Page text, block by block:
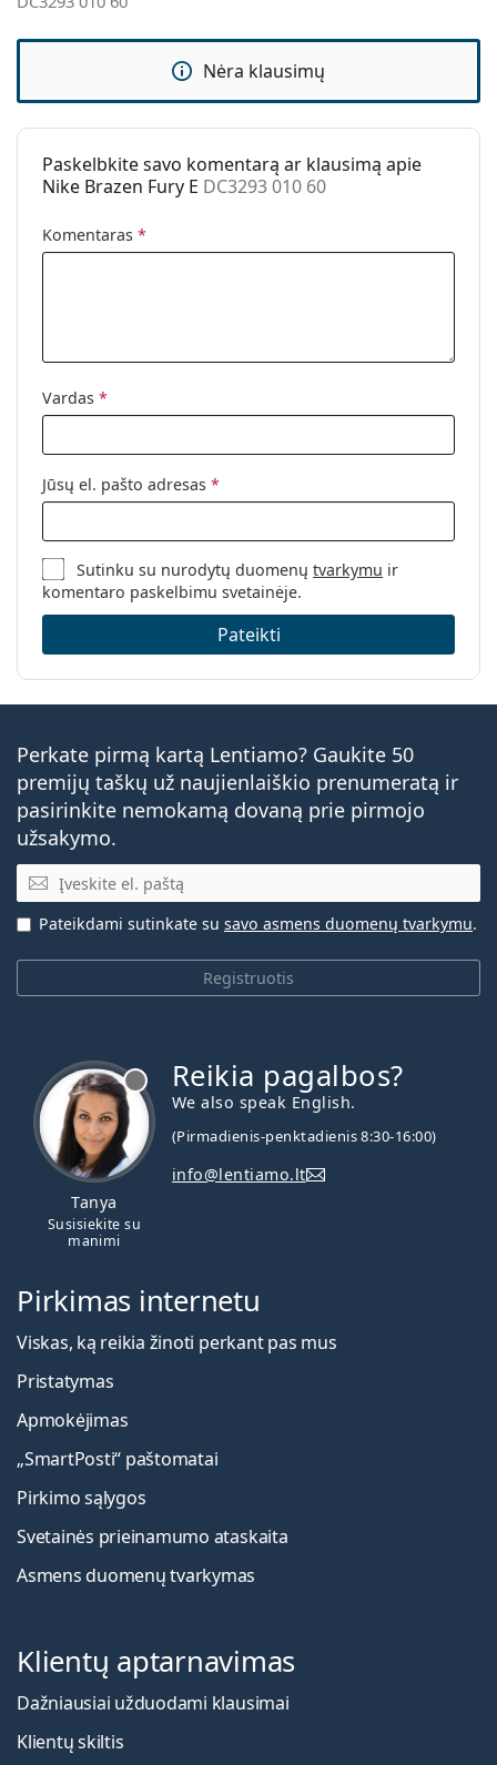
Lytis:
Vyrams
Akiniai nuo saulės
Naudojimas:
Sportui
Sportas:
Žygiai
Kodas:
Nėra klausimų
Paskelbkite savo komentarą ar klausimą apie
Nike Brazen Fury E DC3293 010 60
Komentaras *
Vardas *
Jūsų el. pašto adresas *
Sutinku su nurodytų duomenųtvarkymu ir
komentaro paskelbimu svetainėje.
Pateikti
Perkate pirmą kartą Lentiamo? Gaukite 50
premijų taškų už naujienlaiškio prenumeratą ir
pasirinkite nemokamą dovaną prie pirmojo
užsakymo.
El. pašto adresas
Registruotis
Pateikdami sutinkate su savo asmens duomenų tvarkymu.
Tanya
Susisiekite su
manimi
Reikia pagalbos?
We also speak English.
(Pirmadienis-penktadienis 8:30-16:00)
info@lentiamo.lt
Pirkimas internetu
Viskas, ką reikia žinoti perkant pas mus
Pristatymas
Apmokėjimas
„SmartPosti“ paštomatai
Pirkimo sąlygos
Svetainės prieinamumo ataskaita
Asmens duomenų tvarkymas
Klientų aptarnavimas
Dažniausiai užduodami klausimai
Klientų skiltis